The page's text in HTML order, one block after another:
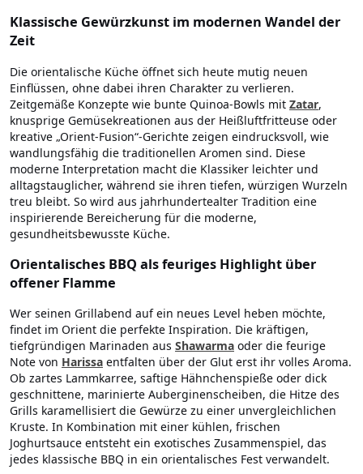
Klassische Gewürzkunst im modernen Wandel der
Zeit
Die orientalische Küche öffnet sich heute mutig neuen
Einflüssen, ohne dabei ihren Charakter zu verlieren.
Zeitgemäße Konzepte wie bunte Quinoa-Bowls mit Zatar,
knusprige Gemüsekreationen aus der Heißluftfritteuse oder
kreative „Orient-Fusion“-Gerichte zeigen eindrucksvoll, wie
wandlungsfähig die traditionellen Aromen sind. Diese
moderne Interpretation macht die Klassiker leichter und
alltagstauglicher, während sie ihren tiefen, würzigen Wurzeln
treu bleibt. So wird aus jahrhundertealter Tradition eine
inspirierende Bereicherung für die moderne,
gesundheitsbewusste Küche.
Orientalisches BBQ als feuriges Highlight über
offener Flamme
Wer seinen Grillabend auf ein neues Level heben möchte,
findet im Orient die perfekte Inspiration. Die kräftigen,
tiefgründigen Marinaden aus Shawarma oder die feurige
Note von Harissa entfalten über der Glut erst ihr volles Aroma.
Ob zartes Lammkarree, saftige Hähnchenspieße oder dick
geschnittene, marinierte Auberginenscheiben, die Hitze des
Grills karamellisiert die Gewürze zu einer unvergleichlichen
Kruste. In Kombination mit einer kühlen, frischen
Joghurtsauce entsteht ein exotisches Zusammenspiel, das
jedes klassische BBQ in ein orientalisches Fest verwandelt.